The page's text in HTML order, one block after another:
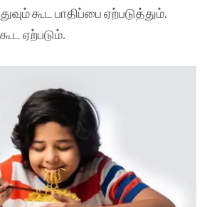
கூட பாதிப்பை ஏற்படுத்தும்.
ஏற்படும்.